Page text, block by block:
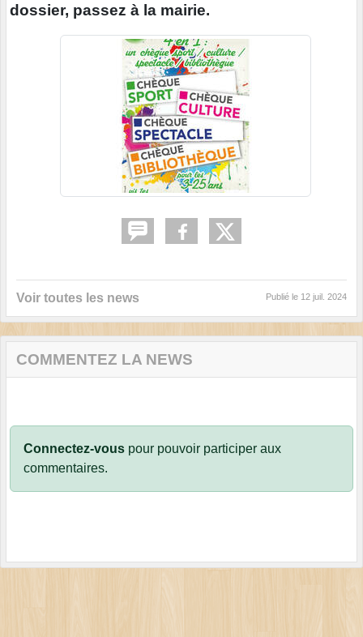
dossier, passez à la mairie.
Voir toutes les news Publié le 12 juil. 2024
COMMENTEZ LA NEWS
Connectez-vous pour pouvoir participer aux
commentaires.